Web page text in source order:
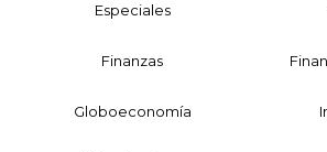
Especiales
Finanzas
Globoeconomía